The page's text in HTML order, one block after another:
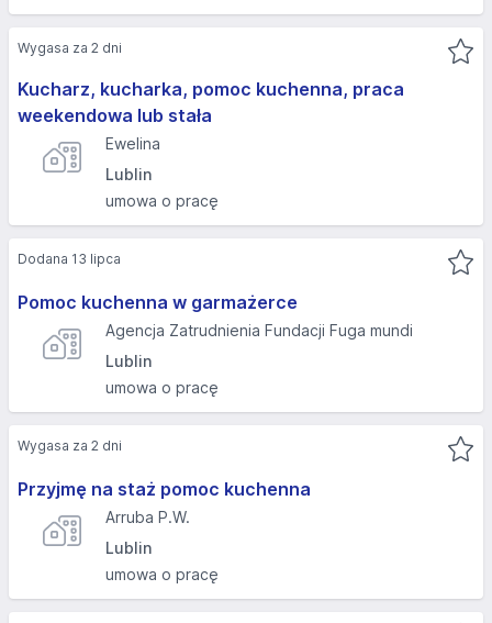
Kucharz, kucharka, pomoc kuchenna, praca
weekendowa lub stała
Ewelina
Lublin
umowa o pracę
Wygasa za 2 dni
Pomoc kuchenna w garmażerce
Agencja Zatrudnienia Fundacji Fuga mundi
Lublin
umowa o pracę
Dodana 13 lipca
Przyjmę na staż pomoc kuchenna
Arruba P.W.
Lublin
umowa o pracę
Wygasa za 2 dni